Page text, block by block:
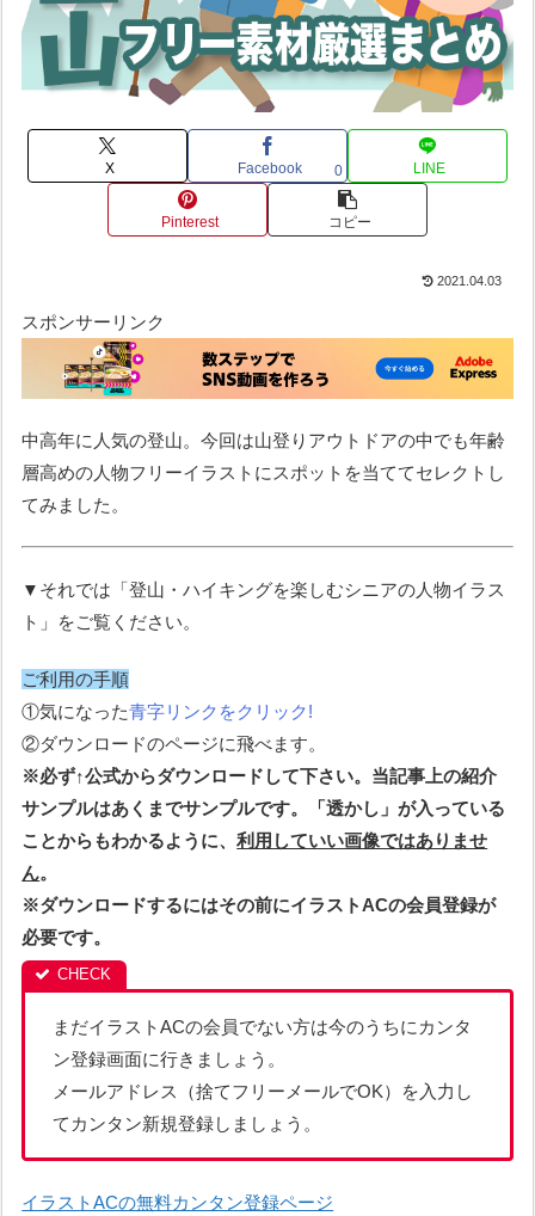
X Facebook 0 LINE
Pinterest コピー
2021.04.03
スポンサーリンク
中高年に人気の登山。今回は山登りアウトドアの中でも年齢
層高めの人物フリーイラストにスポットを当ててセレクトし
てみました。
▼それでは「登山・ハイキングを楽しむシニアの人物イラス
ト」をご覧ください。
ご利用の手順
①気になった青字リンクをクリック!
②ダウンロードのページに飛べます。
※必ず↑公式からダウンロードして下さい。当記事上の紹介
サンプルはあくまでサンプルです。「透かし」が入っている
ことからもわかるように、利用していい画像ではありませ
ん。
※ダウンロードするにはその前にイラストACの会員登録が
必要です。
まだイラストACの会員でない方は今のうちにカンタ
ン登録画面に行きましょう。
メールアドレス（捨てフリーメールでOK）を入力し
てカンタン新規登録しましょう。
イラストACの無料カンタン登録ページ